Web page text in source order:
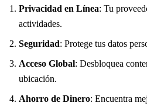
Privacidad en Línea: Tu
actividades.
Seguridad: Protege tus datos
Acceso Global: Desbloquea
ubicación.
Ahorro de Dinero: Encuentra